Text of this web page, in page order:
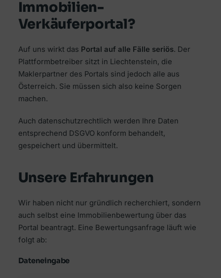
Immobilien-
Verkäuferportal?
Auf uns wirkt das Portal auf alle Fälle seriös. Der
Plattformbetreiber sitzt in Liechtenstein, die
Maklerpartner des Portals sind jedoch alle aus
Österreich. Sie müssen sich also keine Sorgen
machen.
Auch datenschutzrechtlich werden Ihre Daten
entsprechend DSGVO konform behandelt,
gespeichert und übermittelt.
Unsere Erfahrungen
Wir haben nicht nur gründlich recherchiert, sondern
auch selbst eine Immobilienbewertung über das
Portal beantragt. Eine Bewertungsanfrage läuft wie
folgt ab:
Dateneingabe